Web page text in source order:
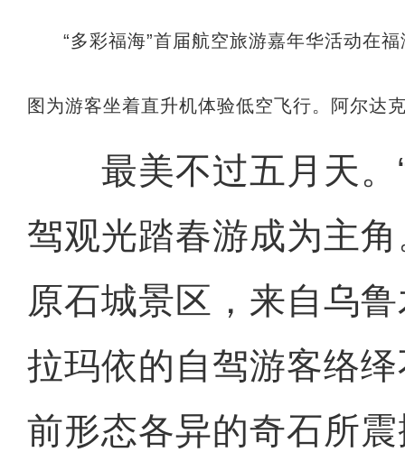
“多彩福海”首届航空旅游嘉年华活动在
图为游客坐着直升机体验低空飞行。阿尔达
最美不过五月天。“
驾观光踏春游成为主
原石城景区，来自乌
拉玛依的自驾游客络
前形态各异的奇石所